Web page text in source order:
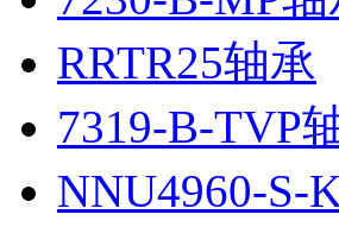
RRTR25轴承
7319-B-TVP
NNU4960-S-